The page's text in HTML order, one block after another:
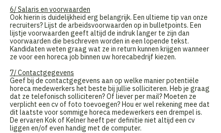
6/ Salaris en voorwaarden
Ook hierin is duidelijkheid erg belangrijk. Een ultieme tip van onze
recruiters? Lijst de arbeidsvoorwaarden op in bulletpoints. Een
lijstje voorwaarden geeft altijd de indruk langer te zijn dan
voorwaarden die beschreven worden in een lopende tekst.
Kandidaten weten graag wat ze in return kunnen krijgen wanneer
ze voor een horeca job binnen uw horecabedrijf kiezen.
7/ Contactgegevens
Geef bij de contactgegevens aan op welke manier potentiële
horeca medewerkers het beste bij jullie solliciteren. Heb je graag
dat ze telefonisch solliciteren? Of liever per mail? Moeten ze
verplicht een cv of foto toevoegen? Hou er wel rekening mee dat
dit laatste voor sommige horeca medewerkers een drempel is.
De ervaren Kok of Kelner heeft per definitie niet altijd een cv
liggen en/of even handig met de computer.